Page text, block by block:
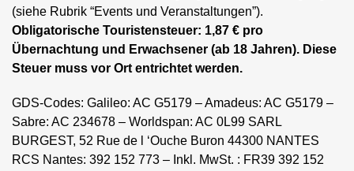
(siehe Rubrik “Events und Veranstaltungen”).
Obligatorische Touristensteuer: 1,87 € pro
Übernachtung und Erwachsener (ab 18 Jahren). Diese
Steuer muss vor Ort entrichtet werden.
GDS-Codes: Galileo: AC G5179 – Amadeus: AC G5179 –
Sabre: AC 234678 – Worldspan: AC 0L99 SARL
BURGEST, 52 Rue de l ‘Ouche Buron 44300 NANTES
RCS Nantes: 392 152 773 – Inkl. MwSt. : FR39 392 152